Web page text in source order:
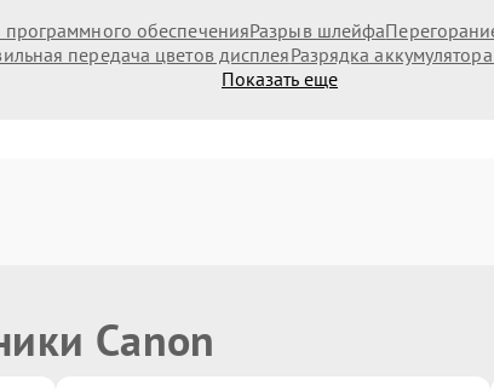
обеспеченияРазрыв шлейфа
передача цветов дисплеяРазрядка
Показать еще
Canon